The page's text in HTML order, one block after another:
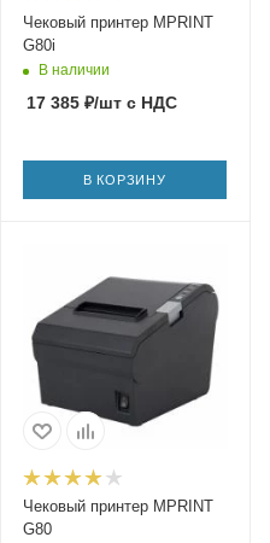
Чековый принтер MPRINT
G80i
В наличии
17 385₽/штс НДС
В КОРЗИНУ
Чековый принтер MPRINT
G80